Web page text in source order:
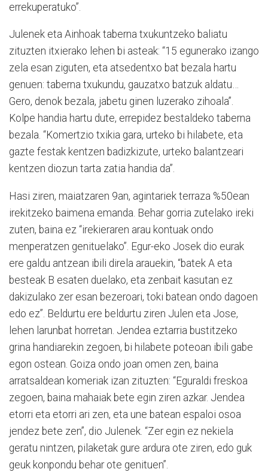
errekuperatuko”.
Julenek eta Ainhoak taberna txukuntzeko baliatu
zituzten itxierako lehen bi asteak: “15 egunerako izango
zela esan ziguten, eta atsedentxo bat bezala hartu
genuen: taberna txukundu, gauzatxo batzuk aldatu…
Gero, denok bezala, jabetu ginen luzerako zihoala”.
Kolpe handia hartu dute, errepidez bestaldeko taberna
bezala. “Komertzio txikia gara, urteko bi hilabete, eta
gazte festak kentzen badizkizute, urteko balantzeari
kentzen diozun tarta zatia handia da”.
Hasi ziren, maiatzaren 9an, agintariek terraza %50ean
irekitzeko baimena emanda. Behar gorria zutelako ireki
zuten, baina ez “irekieraren arau kontuak ondo
menperatzen genituelako”. Egur-eko Josek dio eurak
ere galdu antzean ibili direla arauekin, “batek A eta
besteak B esaten duelako, eta zenbait kasutan ez
dakizulako zer esan bezeroari, toki batean ondo dagoen
edo ez”. Beldurtu ere beldurtu ziren Julen eta Jose,
lehen larunbat horretan. Jendea eztarria bustitzeko
grina handiarekin zegoen, bi hilabete poteoan ibili gabe
egon ostean. Goiza ondo joan omen zen, baina
arratsaldean komeriak izan zituzten: “Eguraldi freskoa
zegoen, baina mahaiak bete egin ziren azkar. Jendea
etorri eta etorri ari zen, eta une batean espaloi osoa
jendez bete zen”, dio Julenek. “Zer egin ez nekiela
geratu nintzen, pilaketak gure ardura ote ziren, edo guk
geuk konpondu behar ote genituen”.